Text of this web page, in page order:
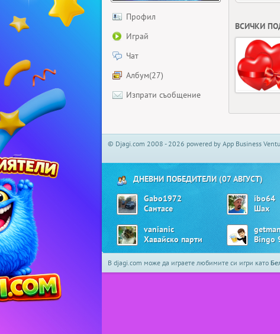
Профил
Играй
Чат
Албум(27)
Изпрати съобщение
ВСИЧКИ
© Djagi.com 2008 - 2026 powered by App Business
ДНЕВНИ ПОБЕДИТЕЛИ (07 АВГУСТ)
Gabo1972
Сантасе
ibo64
Шах
vanianic
Хавайско парти
Bingo
В djagi.com може да играете любимите си игри като